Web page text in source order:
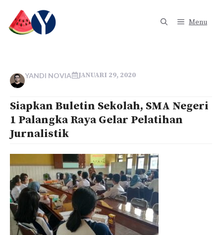
Menu
YANDI NOVIA JANUARI 29, 2020
Siapkan Buletin Sekolah, SMA Negeri
1 Palangka Raya Gelar Pelatihan
Jurnalistik